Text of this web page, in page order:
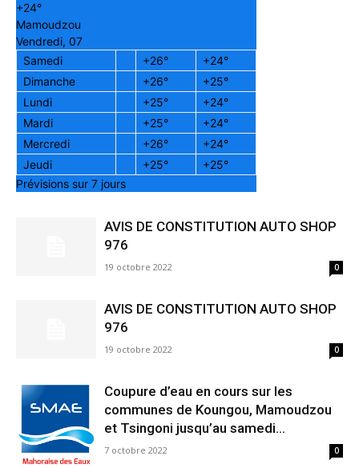
+24°
Mamoudzou
Vendredi, 07
Samedi
+26° +24°
Dimanche
+26° +25°
Lundi
+25° +24°
Mardi
+25° +24°
Mercredi
+26° +24°
Jeudi
+25° +25°
Prévisions sur 7 jours
AVIS DE CONSTITUTION AUTO SHOP
976
19 octobre 2022 0
AVIS DE CONSTITUTION AUTO SHOP
976
19 octobre 2022 0
Coupure d’eau en cours sur les
communes de Koungou, Mamoudzou
et Tsingoni jusqu’au samedi...
7 octobre 2022 0